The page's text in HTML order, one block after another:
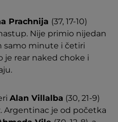
Prachnija (37, 17-10)
Nije primio nijedan
samo minute i četiri
je rear naked choke i
Alan Villalba (30, 21-9)
Argentinac je od početka